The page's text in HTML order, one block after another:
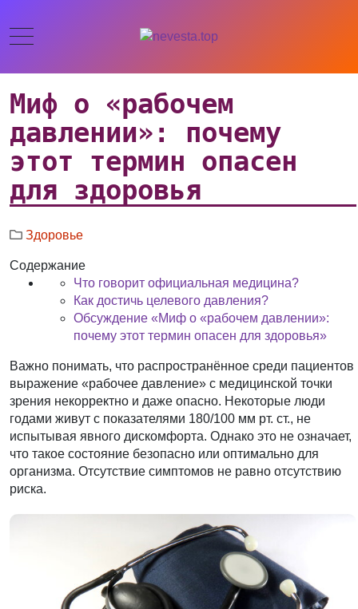
Миф о «рабочем
давлении»: почему
этот термин опасен
для здоровья
Здоровье
Содержание
Что говорит официальная медицина?
Как достичь целевого давления?
Обсуждение «Миф о «рабочем давлении»:
почему этот термин опасен для здоровья»
Важно понимать, что распространённое среди пациентов
выражение «рабочее давление» с медицинской точки
зрения некорректно и даже опасно. Некоторые люди
годами живут с показателями 180/100 мм рт. ст., не
испытывая явного дискомфорта. Однако это не означает,
что такое состояние безопасно или оптимально для
организма. Отсутствие симптомов не равно отсутствию
риска.